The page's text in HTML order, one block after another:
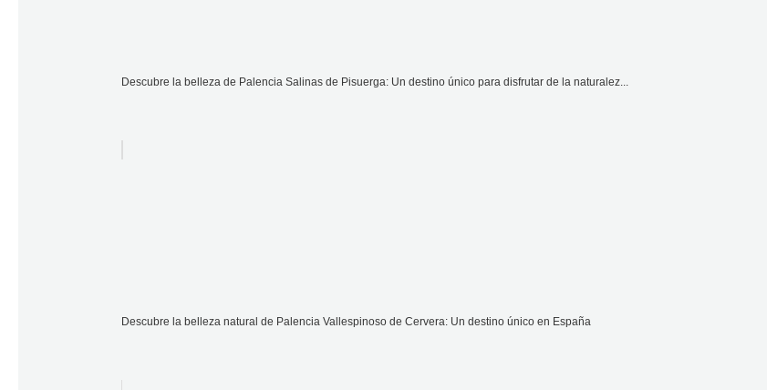
Descubre la belleza de Palencia Salinas de Pisuerga: Un destino único para disfrutar de la naturalez...
Descubre la belleza natural de Palencia Vallespinoso de Cervera: Un destino único en España